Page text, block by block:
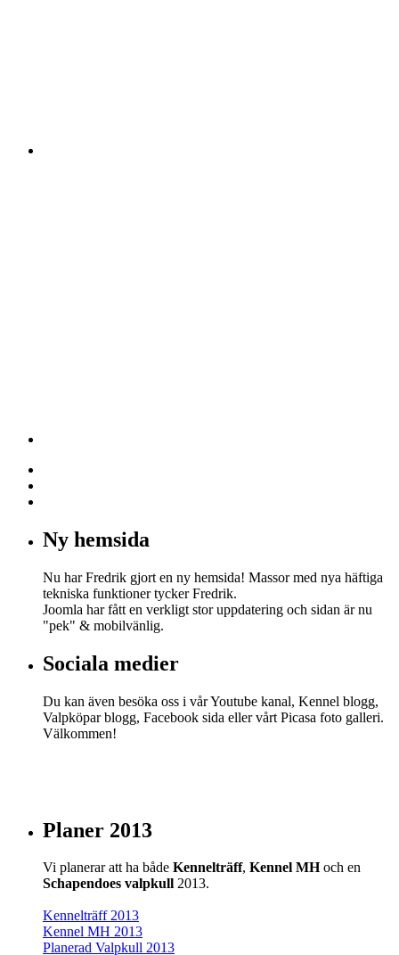
Ny hemsida
Nu har Fredrik gjort en ny hemsida! Massor med nya häftiga
tekniska funktioner tycker Fredrik.
Joomla har fått en verkligt stor uppdatering och sidan är nu
"pek" & mobilvänlig.
Sociala medier
Du kan även besöka oss i vår Youtube kanal, Kennel blogg,
Valpköpar blogg, Facebook sida eller vårt Picasa foto galleri.
Välkommen!
Planer 2013
Vi planerar att ha både Kennelträff, Kennel MHoch en
Schapendoes valpkull 2013.
Kennelträff 2013
Kennel MH 2013
Planerad Valpkull 2013